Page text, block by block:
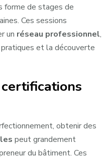
forme de stages de
Ces sessions
un réseau professionnel,
pratiques et la découverte
certifications
obtenir des
peut grandement
du bâtiment. Ces